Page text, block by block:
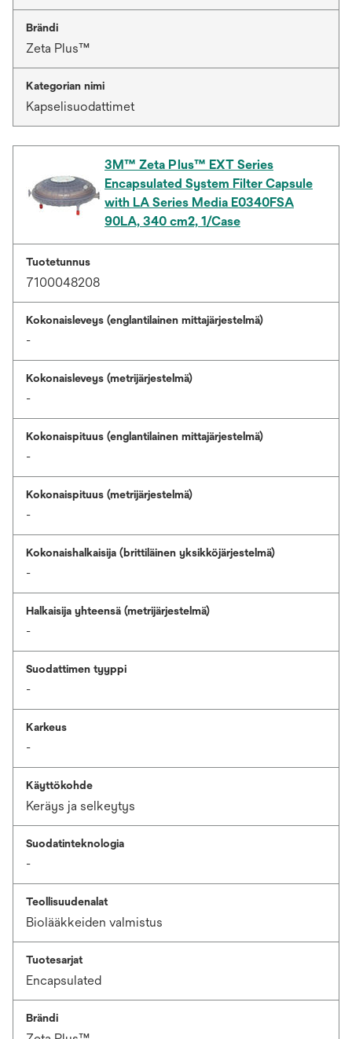
Brändi
Zeta Plus™
Kategorian nimi
Kapselisuodattimet
3M™ Zeta Plus™ EXT Series
Encapsulated System Filter Capsule
with LA Series Media E0340FSA
90LA, 340 cm2, 1/Case
Tuotetunnus
7100048208
Kokonaisleveys (englantilainen mittajärjestelmä)
-
Kokonaisleveys (metrijärjestelmä)
-
Kokonaispituus (englantilainen mittajärjestelmä)
-
Kokonaispituus (metrijärjestelmä)
-
Kokonaishalkaisija (brittiläinen yksikköjärjestelmä)
-
Halkaisija yhteensä (metrijärjestelmä)
-
Suodattimen tyyppi
-
Karkeus
-
Käyttökohde
Keräys ja selkeytys
Suodatinteknologia
-
Teollisuudenalat
Biolääkkeiden valmistus
Tuotesarjat
Encapsulated
Brändi